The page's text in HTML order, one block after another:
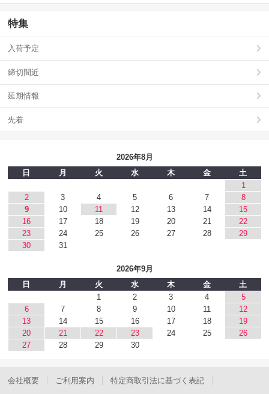
特集
入荷予定
締切間近
延期情報
先着
2026年8月
日
月 火 水 木 金
土
1
2
3 4 5 6 7
8
9
10 11 12 13 14
15
16
17 18 19 20 21
22
23
24 25 26 27 28
29
30
31
2026年9月
日
月 火 水 木 金
土
1
2 3 4
5
6
7 8 9 10 11
12
13
14 15 16 17 18
19
20
21 22 23 24 25
26
27
28 29 30
会社概要 ご利用案内 特定商取引法に基づく表記